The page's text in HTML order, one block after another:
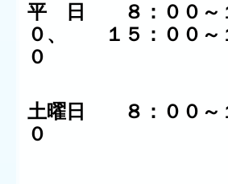
平 日 ８：００～
０、 １５：００～
０
土曜日 ８：００～
０